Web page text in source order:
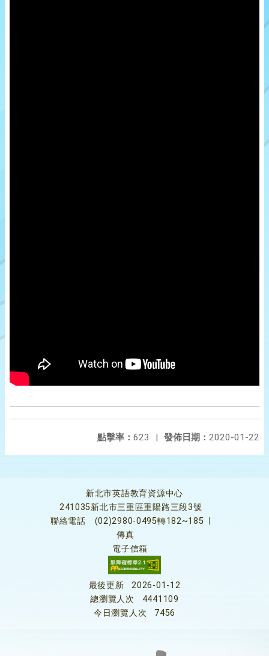
發佈日期： 2020-01-22
點擊率： 623 |
新北市英語教育資源中心
241035新北市三重區重陽路三段3號
聯絡電話
(02)2980-0495轉182~185
傳真
電子信箱
最後更新
2026-01-12
總瀏覽人次
4441109
今日瀏覽人次
7456